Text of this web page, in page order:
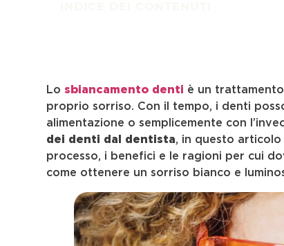
Losbiancamento denti è un
proprio sorriso. Con il tempo, i denti
alimentazione o semplicemente con
dei denti dal dentista, in questo articolo
processo, i benefici e le ragioni per cui
come ottenere un sorriso bianco e